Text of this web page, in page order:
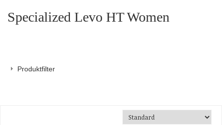
Specialized Levo HT Women
Produktfilter